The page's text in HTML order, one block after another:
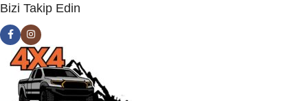
Bizi Takip Edin